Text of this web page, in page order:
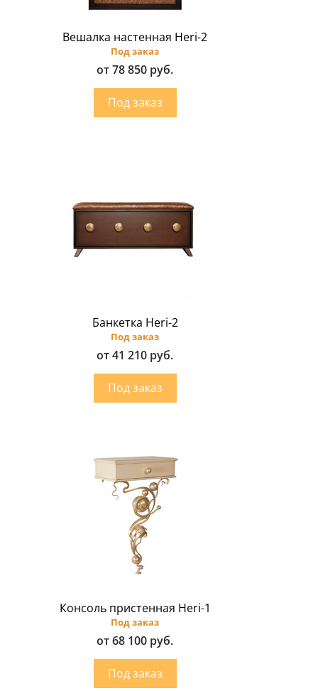
Вешалка настенная Heri-2
Под заказ
от 78 850 руб.
Банкетка Heri-2
Под заказ
от 41 210 руб.
Консоль пристенная Heri-1
Под заказ
от 68 100 руб.